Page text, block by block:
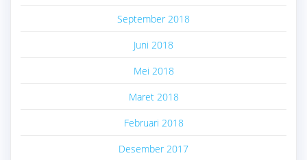
September 2018
Juni 2018
Mei 2018
Maret 2018
Februari 2018
Desember 2017